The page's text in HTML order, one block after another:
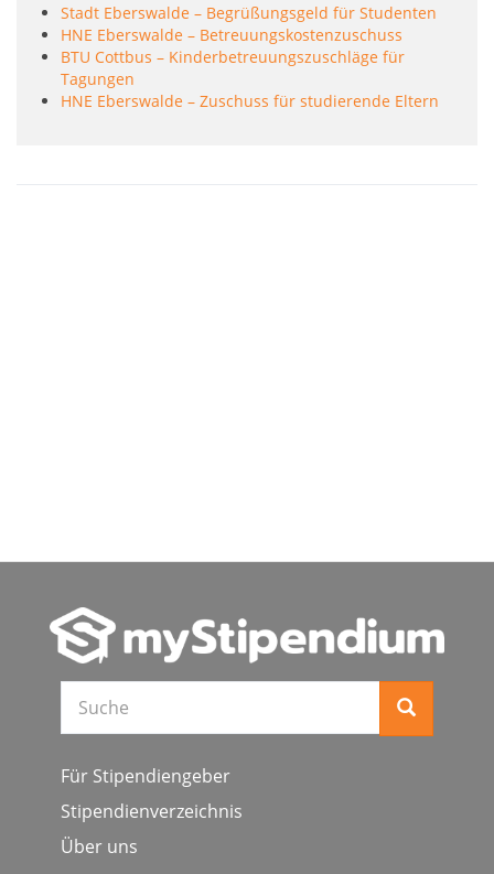
Stadt Eberswalde – Begrüßungsgeld für Studenten
HNE Eberswalde – Betreuungskostenzuschuss
BTU Cottbus – Kinderbetreuungszuschläge für
Tagungen
HNE Eberswalde – Zuschuss für studierende Eltern
Suche
Für Stipendiengeber
Stipendienverzeichnis
Über uns